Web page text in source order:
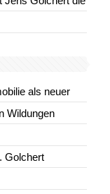
als neuer
Wildungen
Golchert